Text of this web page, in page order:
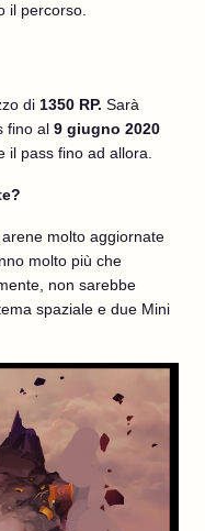
il percorso.
di 1350 RP. Sarà
fino al 9 giugno 2020
il pass fino ad allora.
molto aggiornate
molto più che
non sarebbe
spaziale e due Mini